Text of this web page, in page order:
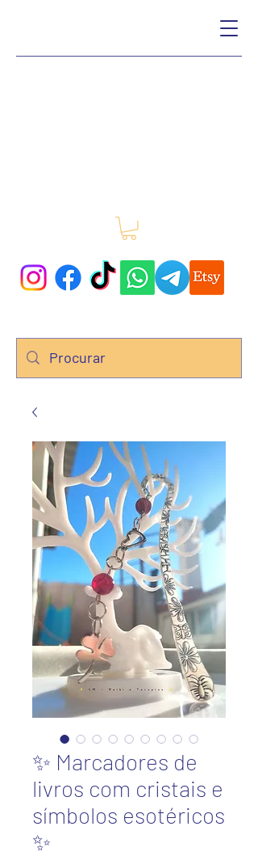
✨ Marcadores de
livros com cristais e
símbolos esotéricos
✨